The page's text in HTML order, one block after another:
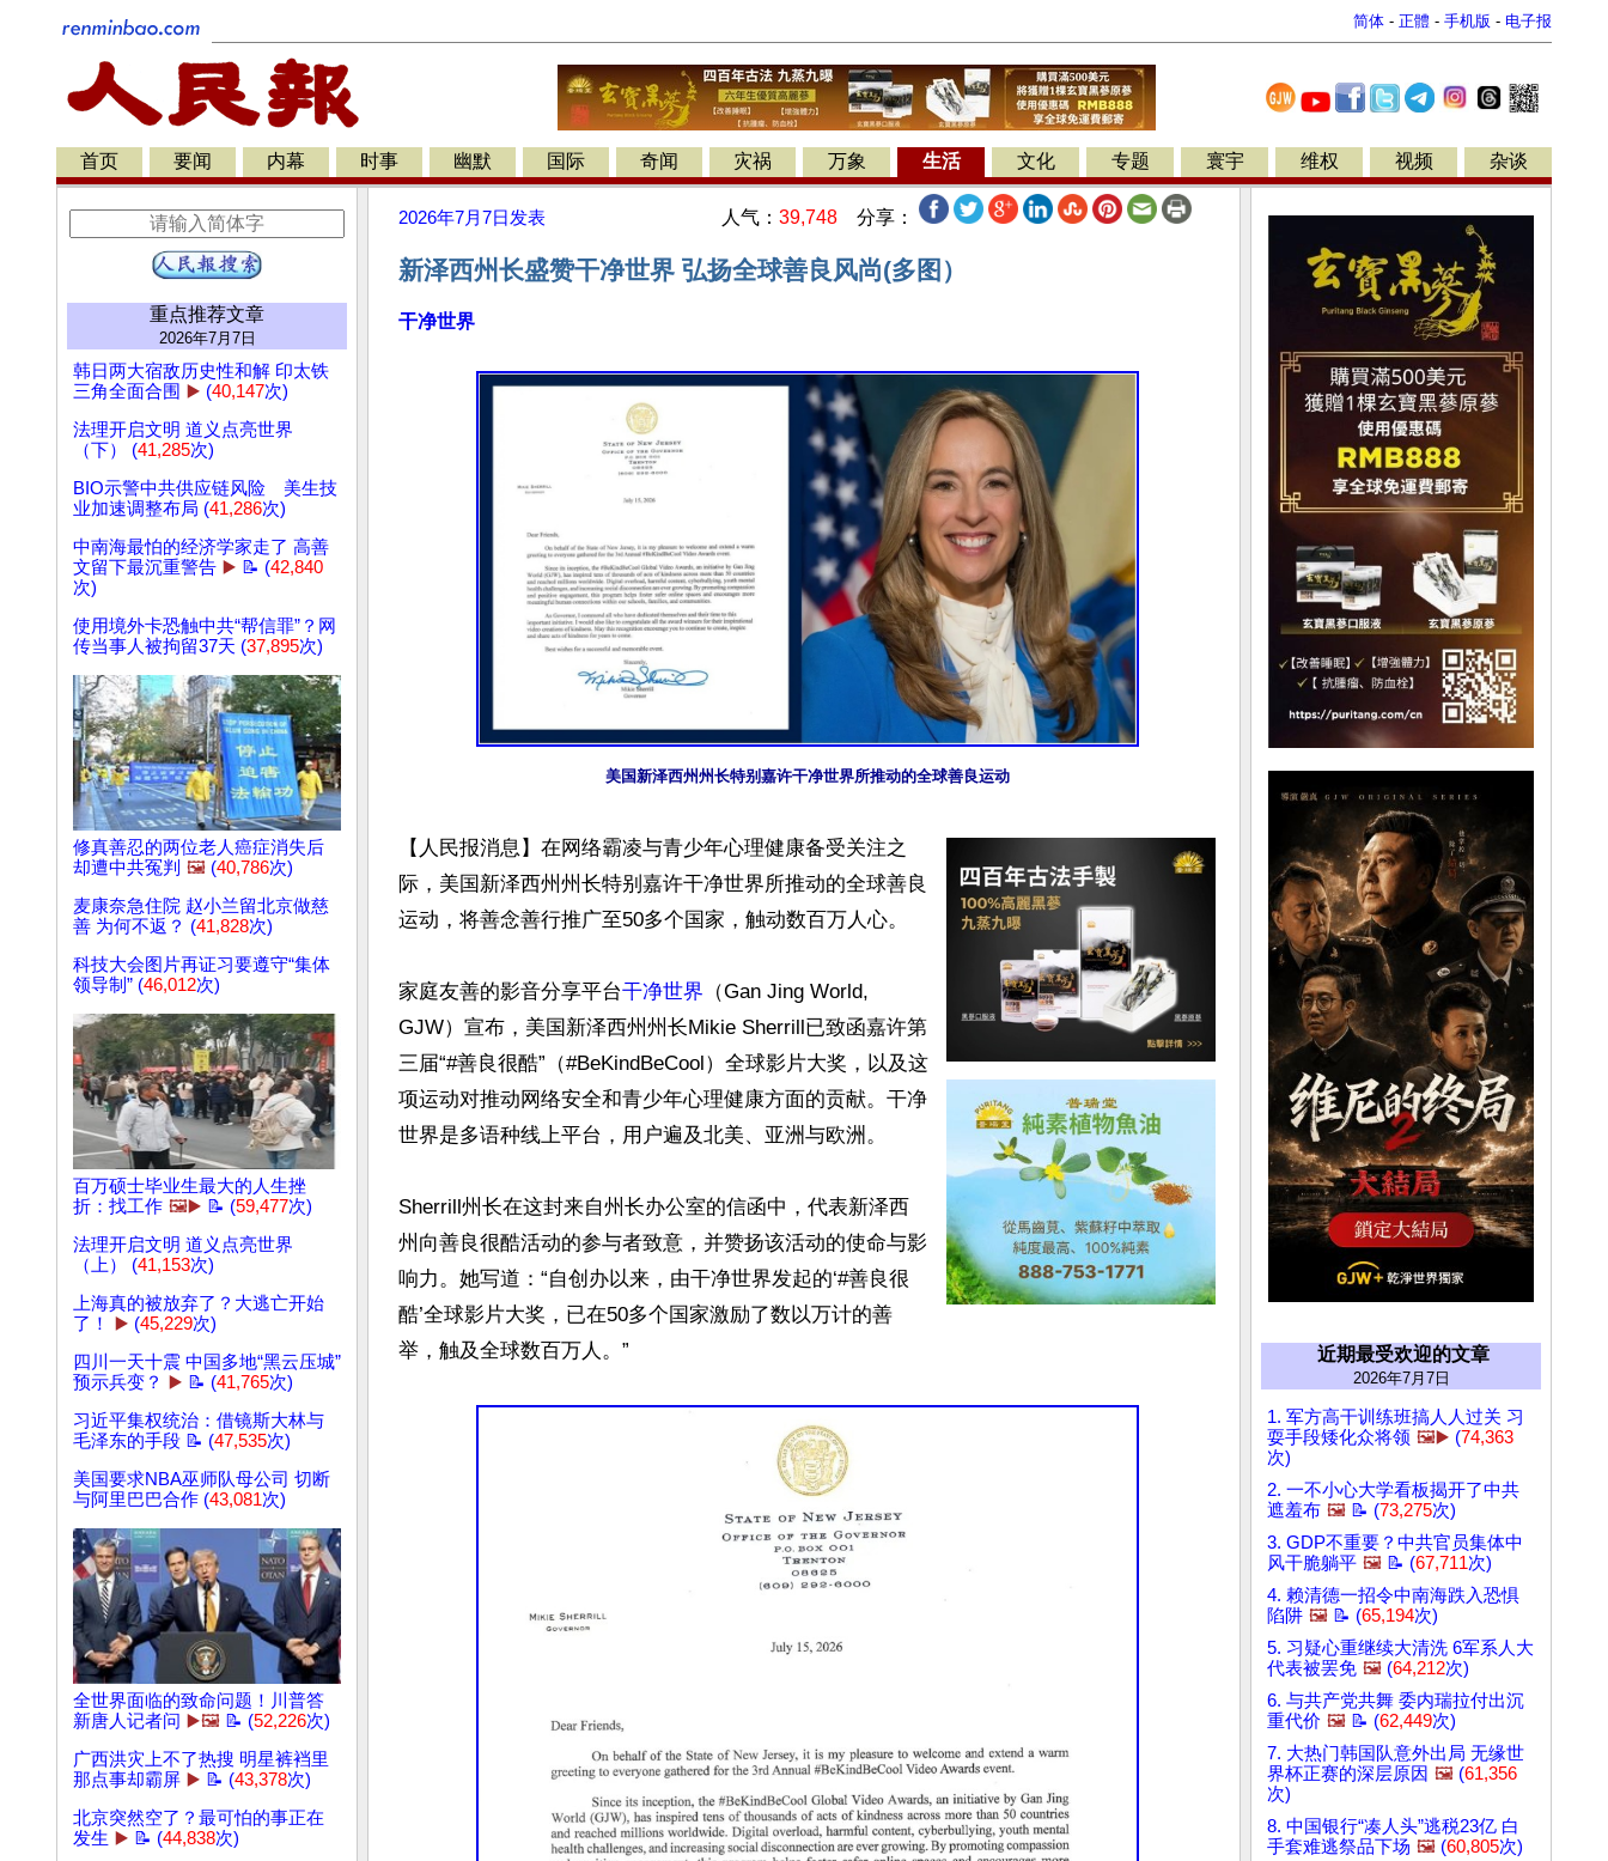
简体 - 正體 - 手机版 - 电子报
首页 要闻 内幕 时事 幽默 国际 奇闻 灾祸 万象 生活 文化 专题 寰宇 维权 视频 杂谈
重点推荐文章
2026年7月7日
韩日两大宿敌历史性和解 印太铁
三角全面合围 ▶️ (40,147次)
法理开启文明 道义点亮世界
（下） (41,285次)
BIO示警中共供应链风险 美生技
业加速调整布局 (41,286次)
中南海最怕的经济学家走了 高善
文留下最沉重警告 ▶️ 📝 (42,840
次)
使用境外卡恐触中共“帮信罪”？网
传当事人被拘留37天 (37,895次)
修真善忍的两位老人癌症消失后
却遭中共冤判 🖼️ (40,786次)
麦康奈急住院 赵小兰留北京做慈
善 为何不返？ (41,828次)
科技大会图片再证习要遵守“集体
领导制” (46,012次)
百万硕士毕业生最大的人生挫
折：找工作 🖼️▶️ 📝 (59,477次)
法理开启文明 道义点亮世界
（上） (41,153次)
上海真的被放弃了？大逃亡开始
了！
▶️ (45,229次)
四川一天十震 中国多地“黑云压城”
预示兵变？
▶️ 📝 (41,765次)
习近平集权统治：借镜斯大林与
毛泽东的手段 📝 (47,535次)
美国要求NBA巫师队母公司 切断
与阿里巴巴合作 (43,081次)
全世界面临的致命问题！川普答
新唐人记者问 ▶️🖼️ 📝 (52,226次)
广西洪灾上不了热搜 明星裤裆里
那点事却霸屏 ▶️ 📝 (43,378次)
北京突然空了？最可怕的事正在
发生 ▶️ 📝 (44,838次)
2026年7月7日 发表 人气： 39,748 分享：
新泽西州长盛赞干净世界 弘扬全球善良风尚(多图）
干净世界
美国新泽西州州长特别嘉许干净世界所推动的全球善良运动
【人民报消息】在网络霸凌与青少年心理健康备受关注之
际，美国新泽西州州长特别嘉许干净世界所推动的全球善良
运动，将善念善行推广至50多个国家，触动数百万人心。
家庭友善的影音分享平台干净世界 （Gan Jing World,
GJW）宣布，美国新泽西州州长Mikie Sherrill已致函嘉许第
三届“#善良很酷”（#BeKindBeCool）全球影片大奖，以及这
项运动对推动网络安全和青少年心理健康方面的贡献。干净
世界是多语种线上平台，用户遍及北美、亚洲与欧洲。
Sherrill州长在这封来自州长办公室的信函中，代表新泽西
州向善良很酷活动的参与者致意，并赞扬该活动的使命与影
响力。她写道：“自创办以来，由干净世界发起的‘#善良很
酷’全球影片大奖，已在50多个国家激励了数以万计的善
举，触及全球数百万人。”
近期最受欢迎的文章
2026年7月7日
1. 军方高干训练班搞人人过关 习
耍手段矮化众将领 🖼️▶️ (74,363
次)
2. 一不小心大学看板揭开了中共
遮羞布 🖼️ 📝 (73,275次)
3. GDP不重要？中共官员集体中
风干脆躺平 🖼️ 📝 (67,711次)
4. 赖清德一招令中南海跌入恐惧
陷阱 🖼️ 📝 (65,194次)
5. 习疑心重继续大清洗 6军系人大
代表被罢免 🖼️ (64,212次)
6. 与共产党共舞 委内瑞拉付出沉
重代价 🖼️ 📝 (62,449次)
7. 大热门韩国队意外出局 无缘世
界杯正赛的深层原因 🖼️ (61,356
次)
8. 中国银行“凑人头”逃税23亿 白
手套难逃祭品下场 🖼️ (60,805次)